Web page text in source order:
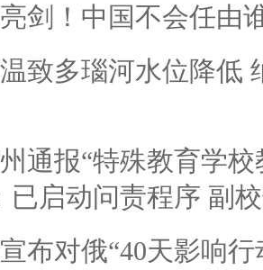
剑！中国不会任由
致多瑙河水位降低
通报“特殊教育学
已启动问责程序 副
布对俄“40天影响